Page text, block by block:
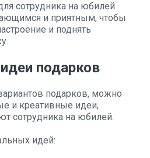
сотрудника на юбилей
и приятным, чтобы
и поднять
подарков
подарков, можно
и креативные идеи,
сотрудника на юбилей.
идей: